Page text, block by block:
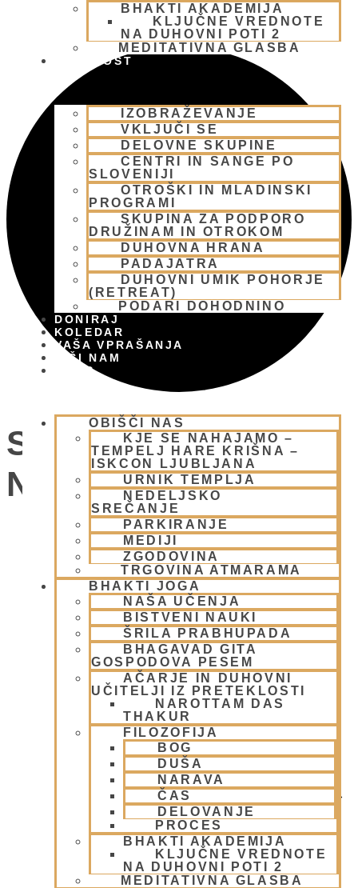
BHAKTI AKADEMIJA
KLJUČNE VREDNOTE
NA DUHOVNI POTI 2
MEDITATIVNA GLASBA
SKUPNOST
IZOBRAŽEVANJE
VKLJUČI SE
DELOVNE SKUPINE
CENTRI IN SANGE PO
SLOVENIJI
OTROŠKI IN MLADINSKI
PROGRAMI
SKUPINA ZA PODPORO
DRUŽINAM IN OTROKOM
DUHOVNA HRANA
PADAJATRA
DUHOVNI UMIK POHORJE
(RETREAT)
PODARI DOHODNINO
DONIRAJ
KOLEDAR
VAŠA VPRAŠANJA
PIŠI NAM
BLOG
OBIŠČI NAS
KJE SE NAHAJAMO –
TEMPELJ HARE KRIŠNA –
ISKCON LJUBLJANA
URNIK TEMPLJA
NEDELJSKO
SREČANJE
PARKIRANJE
MEDIJI
ZGODOVINA
TRGOVINA ATMARAMA
BHAKTI JOGA
NAŠA UČENJA
BISTVENI NAUKI
ŠRILA PRABHUPADA
BHAGAVAD GITA
GOSPODOVA PESEM
AČARJE IN DUHOVNI
UČITELJI IZ PRETEKLOSTI
NAROTTAM DAS
THAKUR
FILOZOFIJA
BOG
DUŠA
NARAVA
ČAS
DELOVANJE
PROCES
BHAKTI AKADEMIJA
KLJUČNE VREDNOTE
NA DUHOVNI POTI 2
MEDITATIVNA GLASBA
SOBOTNI KIRTAN -
NAMA JAGJA
Dogodki